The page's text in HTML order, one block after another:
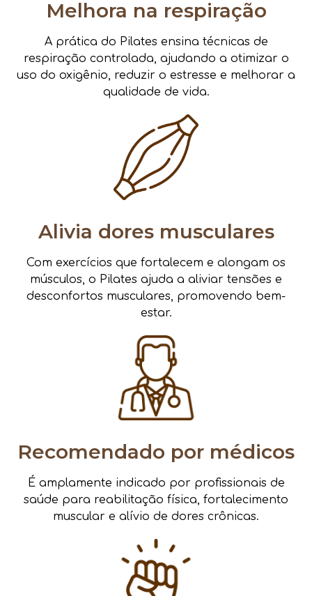
Melhora na respiração
A prática do Pilates ensina técnicas de
respiração controlada, ajudando a otimizar o
uso do oxigênio, reduzir o estresse e melhorar a
qualidade de vida.
Alivia dores musculares
Com exercícios que fortalecem e alongam os
músculos, o Pilates ajuda a aliviar tensões e
desconfortos musculares, promovendo bem-
estar.
Recomendado por médicos
É amplamente indicado por profissionais de
saúde para reabilitação física, fortalecimento
muscular e alívio de dores crônicas.